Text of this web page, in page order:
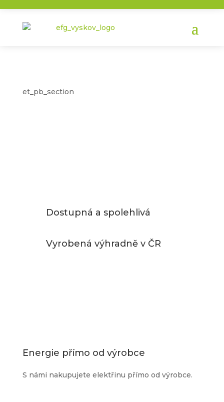
et_pb_section
Dostupná a spolehlivá
Vyrobená výhradně v ČR
Energie přímo od výrobce
S námi nakupujete elektřinu přímo od výrobce.